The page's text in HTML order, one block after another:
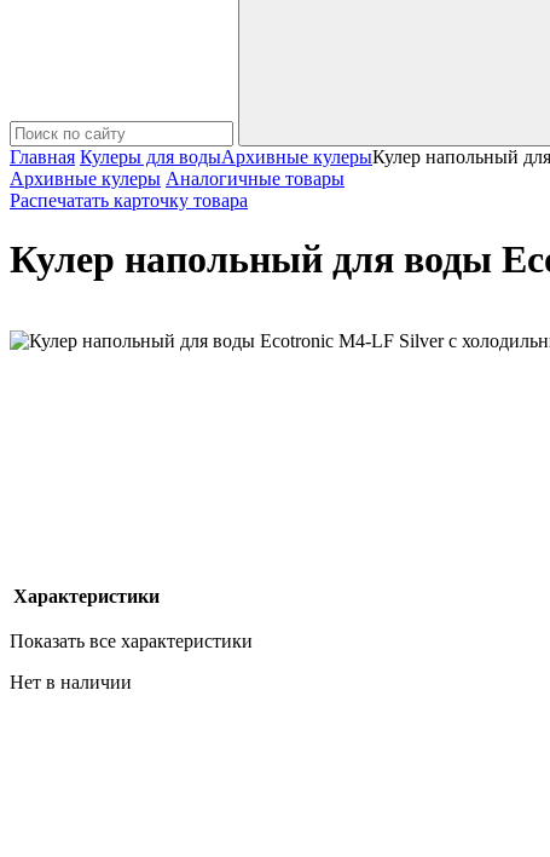
Главная Кулеры для водыАрхивные кулерыКулер напольный
Архивные кулеры Аналогичные товары
Распечатать карточку товара
Кулер напольный для воды
Характеристики
Показать все характеристики
Нет в наличии